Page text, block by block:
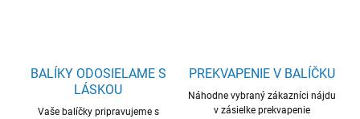
BALÍKY ODOSIELAME S
LÁSKOU
Vaše balíčky pripravujeme s
PREKVAPENIE V BALÍČKU
Náhodne vybraný zákazníci nájdu
v zásielke prekvapenie